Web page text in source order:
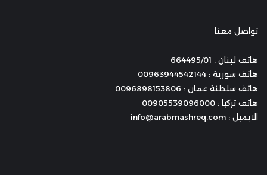
تواصل معنا
هاتف لبنان : 664495/01
هاتف سورية : 00963944542144
هاتف سلطنة عمان : 0096898153806
هاتف تركيا : 00905539096000
الايميل : info@arabmashreq.com